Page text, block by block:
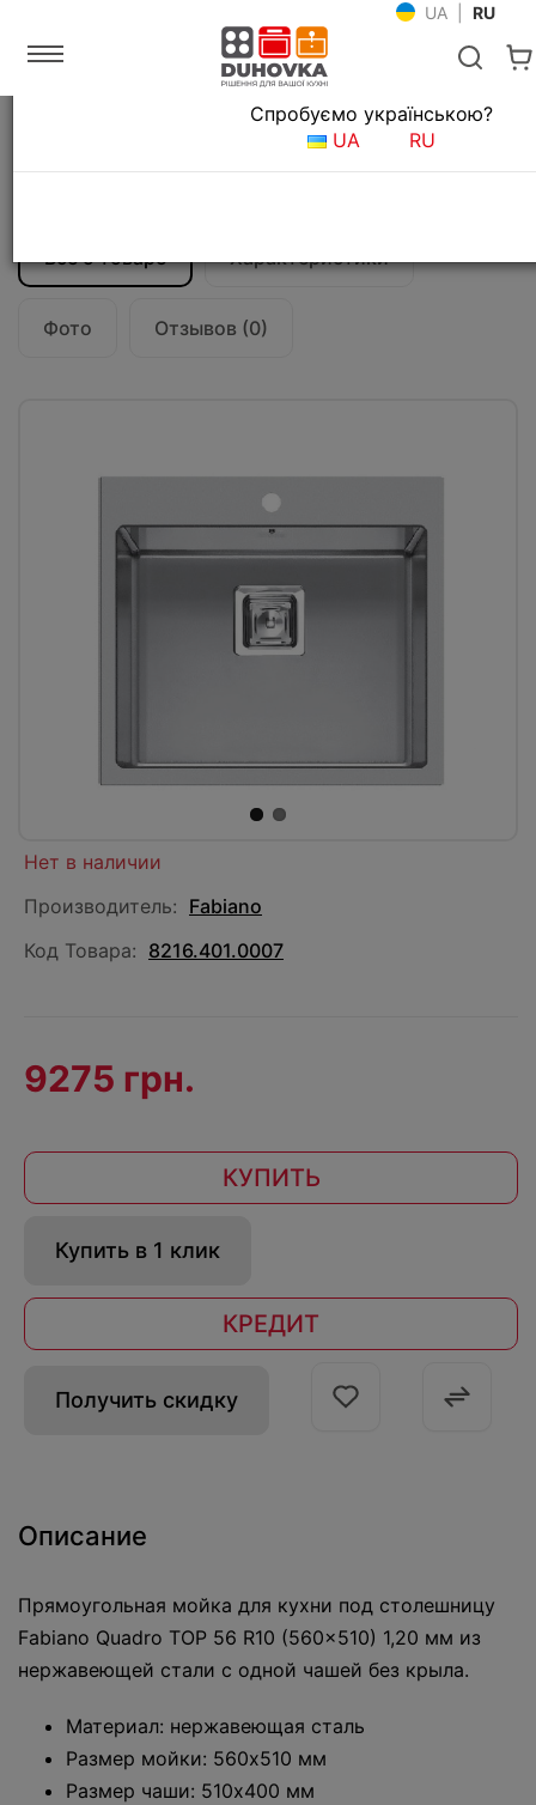
UA RU
Мойки и смесители Кухонные мойки
Кухонная мойка Fabiano Quadro TOP 56
Все о товаре Характеристики
Фото Отзывов (0)
Язык магазина
Спробуємо українською?
UA
RU
Нет в наличии
Производитель: Fabiano
Код Товара: 8216.401.0007
9275 грн.
КУПИТЬ
Купить в 1 клик
КРЕДИТ
Получить скидку
Описание
Прямоугольная мойка для кухни под столешницу
Fabiano Quadro TOP 56 R10 (560x510) 1,20 мм из
нержавеющей стали с одной чашей без крыла.
Материал: нержавеющая сталь
Размер мойки: 560х510 мм
Размер чаши: 510х400 мм